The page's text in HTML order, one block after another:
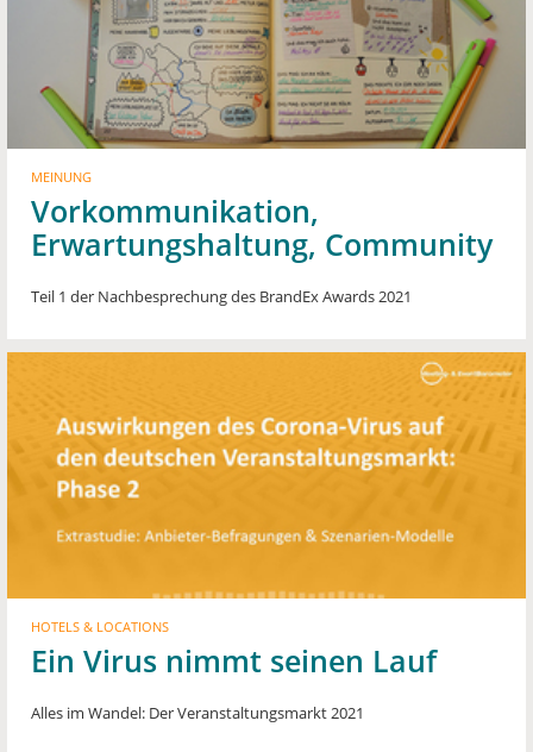
MEINUNG
Vorkommunikation,
Erwartungshaltung, Community
Teil 1 der Nachbesprechung des BrandEx Awards 2021
HOTELS & LOCATIONS
Ein Virus nimmt seinen Lauf
Alles im Wandel: Der Veranstaltungsmarkt 2021